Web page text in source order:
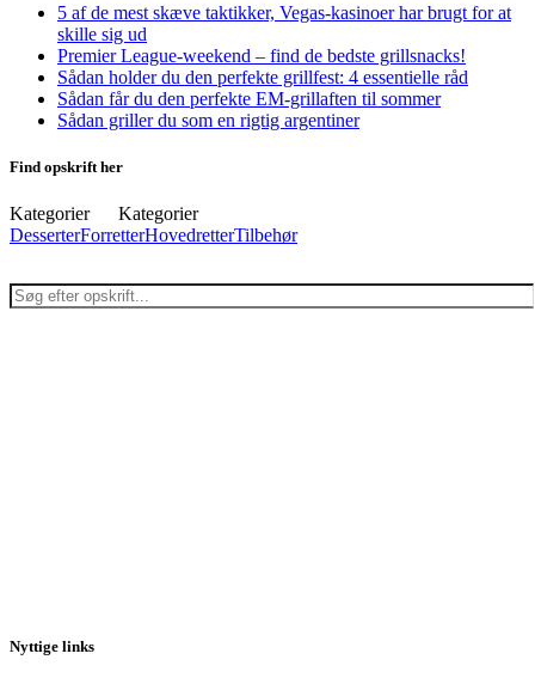
5 af de mest skæve taktikker, Vegas-kasinoer har brugt for at
skille sig ud
Premier League-weekend – find de bedste grillsnacks!
Sådan holder du den perfekte grillfest: 4 essentielle råd
Sådan får du den perfekte EM-grillaften til sommer
Sådan griller du som en rigtig argentiner
Find opskrift her
Kategorier
Kategorier
DesserterForretterHovedretterTilbehør
Nyttige links